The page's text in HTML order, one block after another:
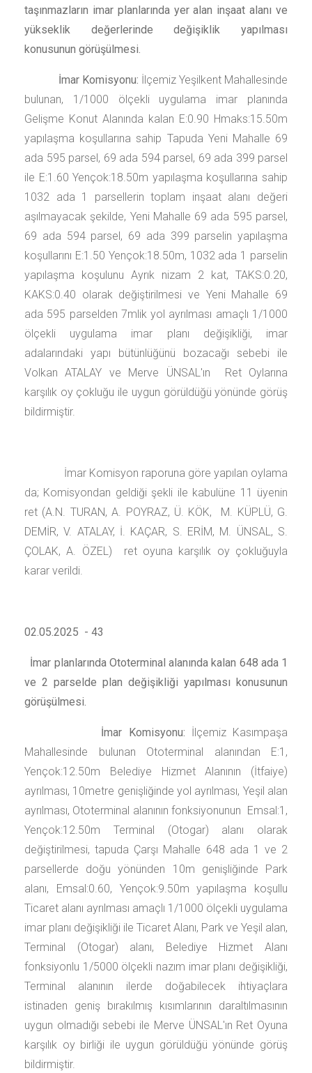
taşınmazların imar planlarında yer alan inşaat alanı ve
yükseklik değerlerinde değişiklik yapılması
konusunun görüşülmesi.
İmar Komisyonu: İlçemiz Yeşilkent Mahallesinde
bulunan, 1/1000 ölçekli uygulama imar planında
Gelişme Konut Alanında kalan E:0.90 Hmaks:15.50m
yapılaşma koşullarına sahip Tapuda Yeni Mahalle 69
ada 595 parsel, 69 ada 594 parsel, 69 ada 399 parsel
ile E:1.60 Yençok:18.50m yapılaşma koşullarına sahip
1032 ada 1 parsellerin toplam inşaat alanı değeri
aşılmayacak şekilde, Yeni Mahalle 69 ada 595 parsel,
69 ada 594 parsel, 69 ada 399 parselin yapılaşma
koşullarını E:1.50 Yençok:18.50m, 1032 ada 1 parselin
yapılaşma koşulunu Ayrık nizam 2 kat, TAKS:0.20,
KAKS:0.40 olarak değiştirilmesi ve Yeni Mahalle 69
ada 595 parselden 7mlik yol ayrılması amaçlı 1/1000
ölçekli uygulama imar planı değişikliği, imar
adalarındaki yapı bütünlüğünü bozacağı sebebi ile
Volkan ATALAY ve Merve ÜNSAL'ın Ret Oylarına
karşılık oy çokluğu ile uygun görüldüğü yönünde görüş
bildirmiştir.
İmar Komisyon raporuna göre yapılan oylama
da; Komisyondan geldiği şekli ile kabulüne 11 üyenin
ret (A.N. TURAN, A. POYRAZ, Ü. KÖK, M. KÜPLÜ, G.
DEMİR, V. ATALAY, İ. KAÇAR, S. ERİM, M. ÜNSAL, S.
ÇOLAK, A. ÖZEL) ret oyuna karşılık oy çokluğuyla
karar verildi.
02.05.2025 - 43
İmar planlarında Ototerminal alanında kalan 648 ada 1
ve 2 parselde plan değişikliği yapılması konusunun
görüşülmesi.
İmar Komisyonu: İlçemiz Kasımpaşa
Mahallesinde bulunan Ototerminal alanından E:1,
Yençok:12.50m Belediye Hizmet Alanının (İtfaiye)
ayrılması, 10metre genişliğinde yol ayrılması, Yeşil alan
ayrılması, Ototerminal alanının fonksiyonunun Emsal:1,
Yençok:12.50m Terminal (Otogar) alanı olarak
değiştirilmesi, tapuda Çarşı Mahalle 648 ada 1 ve 2
parsellerde doğu yönünden 10m genişliğinde Park
alanı, Emsal:0.60, Yençok:9.50m yapılaşma koşullu
Ticaret alanı ayrılması amaçlı 1/1000 ölçekli uygulama
imar planı değişikliği ile Ticaret Alanı, Park ve Yeşil alan,
Terminal (Otogar) alanı, Belediye Hizmet Alanı
fonksiyonlu 1/5000 ölçekli nazım imar planı değişikliği,
Terminal alanının ilerde doğabilecek ihtiyaçlara
istinaden geniş bırakılmış kısımlarının daraltılmasının
uygun olmadığı sebebi ile Merve ÜNSAL'ın Ret Oyuna
karşılık oy birliği ile uygun görüldüğü yönünde görüş
bildirmiştir.